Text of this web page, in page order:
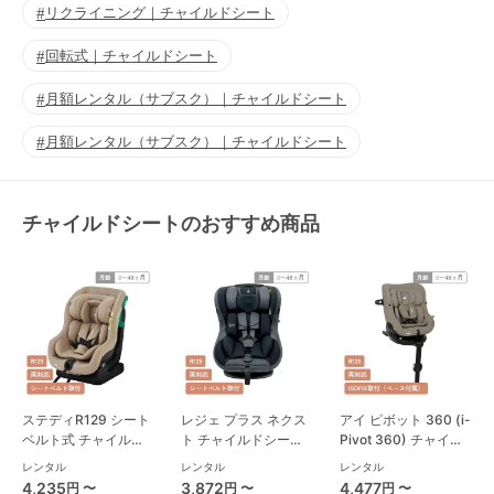
リクライニング｜チャイルドシート
回転式｜チャイルドシート
月額レンタル（サブスク）｜チャイルドシート
月額レンタル（サブスク）｜チャイルドシート
チャイルドシートのおすすめ商品
ステディR129 シート
ベルト式 チャイルド
シート ジョイー(joie)
レンタル
4,235円 〜
レジェ プラス ネクス
ト チャイルドシート
西松屋
レンタル
3,872円 〜
アイ ピボット 360 (i-
Pivot 360) チャイル
ドシート ジョイー
(joie)
レンタル
4,477円 〜